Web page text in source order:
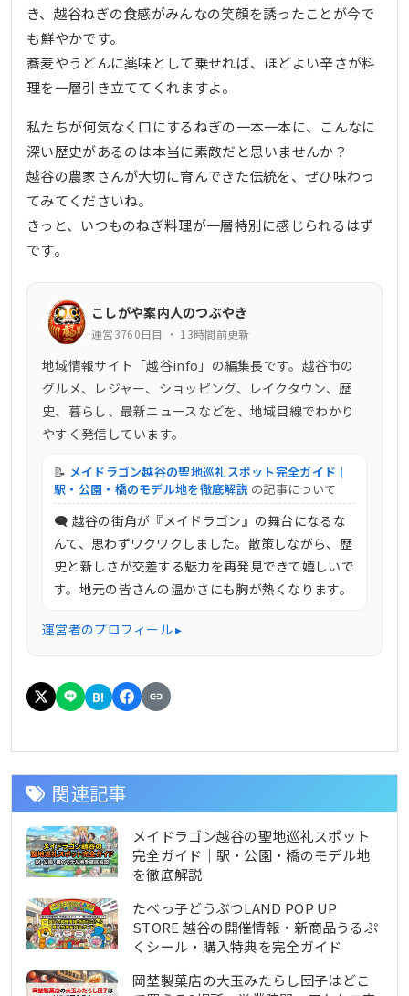
き、越谷ねぎの食感がみんなの笑顔を誘ったことが今で
も鮮やかです。
蕎麦やうどんに薬味として乗せれば、ほどよい辛さが料
理を一層引き立ててくれますよ。
私たちが何気なく口にするねぎの一本一本に、こんなに
深い歴史があるのは本当に素敵だと思いませんか？
越谷の農家さんが大切に育んできた伝統を、ぜひ味わっ
てみてくださいね。
きっと、いつものねぎ料理が一層特別に感じられるはず
です。
こしがや案内人のつぶやき
運営3760日目 ・ 13時間前更新
地域情報サイト「越谷info」の編集長です。越谷市の
グルメ、レジャー、ショッピング、レイクタウン、歴
史、暮らし、最新ニュースなどを、地域目線でわかり
やすく発信しています。
📝 メイドラゴン越谷の聖地巡礼スポット完全ガイド｜
駅・公園・橋のモデル地を徹底解説の記事について
🗨 越谷の街角が『メイドラゴン』の舞台になるな
んて、思わずワクワクしました。散策しながら、歴
史と新しさが交差する魅力を再発見できて嬉しいで
す。地元の皆さんの温かさにも胸が熱くなります。
運営者のプロフィール ▸
B!
関連記事
メイドラゴン越谷の聖地巡礼スポット
完全ガイド｜駅・公園・橋のモデル地
を徹底解説
たべっ子どうぶつLAND POP UP
STORE 越谷の開催情報・新商品うるぷ
くシール・購入特典を完全ガイド
岡埜製菓店の大玉みたらし団子はどこ